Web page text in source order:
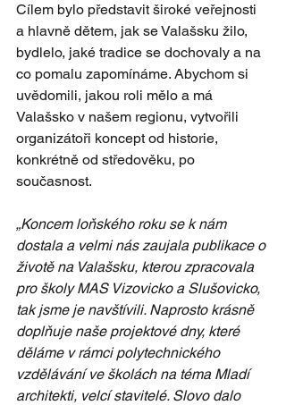
Cílem bylo představit široké veřejnosti
a hlavně dětem, jak se Valašsku žilo,
bydlelo, jaké tradice se dochovaly a na
co pomalu zapomínáme. Abychom si
uvědomili, jakou roli mělo a má
Valašsko v našem regionu, vytvořili
organizátoři koncept od historie,
konkrétně od středověku, po
současnost.
„Koncem loňského roku se k nám
dostala a velmi nás zaujala publikace o
životě na Valašsku, kterou zpracovala
pro školy MAS Vizovicko a Slušovicko,
tak jsme je navštívili. Naprosto krásně
doplňuje naše projektové dny, které
děláme v rámci polytechnického
vzdělávání ve školách na téma Mladí
architekti, velcí stavitelé. Slovo dalo